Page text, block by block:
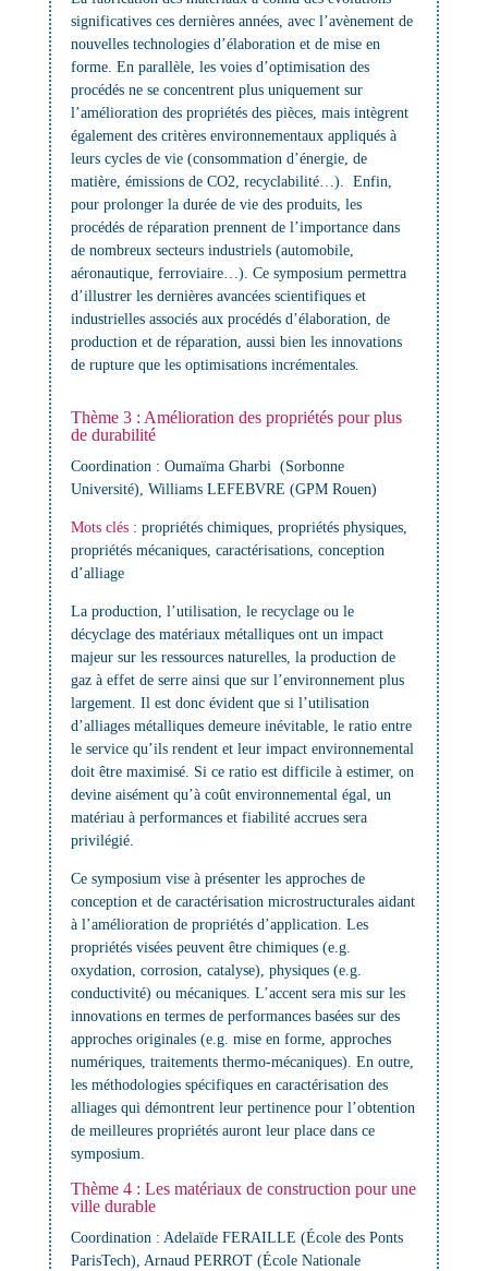
significatives ces dernières années, avec l’avènement de
nouvelles technologies d’élaboration et de mise en
forme. En parallèle, les voies d’optimisation des
procédés ne se concentrent plus uniquement sur
l’amélioration des propriétés des pièces, mais intègrent
également des critères environnementaux appliqués à
leurs cycles de vie (consommation d’énergie, de
matière, émissions de CO2, recyclabilité…). Enfin,
pour prolonger la durée de vie des produits, les
procédés de réparation prennent de l’importance dans
de nombreux secteurs industriels (automobile,
aéronautique, ferroviaire…). Ce symposium permettra
d’illustrer les dernières avancées scientifiques et
industrielles associés aux procédés d’élaboration, de
production et de réparation, aussi bien les innovations
de rupture que les optimisations incrémentales.
Thème 3 : Amélioration des propriétés pour plus
de durabilité
Coordination : Oumaïma Gharbi (Sorbonne
Université), Williams LEFEBVRE (GPM Rouen)
Mots clés: propriétés chimiques, propriétés physiques,
propriétés mécaniques, caractérisations, conception
d’alliage
La production, l’utilisation, le recyclage ou le
décyclage des matériaux métalliques ont un impact
majeur sur les ressources naturelles, la production de
gaz à effet de serre ainsi que sur l’environnement plus
largement. Il est donc évident que si l’utilisation
d’alliages métalliques demeure inévitable, le ratio entre
le service qu’ils rendent et leur impact environnemental
doit être maximisé. Si ce ratio est difficile à estimer, on
devine aisément qu’à coût environnemental égal, un
matériau à performances et fiabilité accrues sera
privilégié.
Ce symposium vise à présenter les approches de
conception et de caractérisation microstructurales aidant
à l’amélioration de propriétés d’application. Les
propriétés visées peuvent être chimiques (e.g.
oxydation, corrosion, catalyse), physiques (e.g.
conductivité) ou mécaniques. L’accent sera mis sur les
innovations en termes de performances basées sur des
approches originales (e.g. mise en forme, approches
numériques, traitements thermo-mécaniques). En outre,
les méthodologies spécifiques en caractérisation des
alliages qui démontrent leur pertinence pour l’obtention
de meilleures propriétés auront leur place dans ce
symposium.
Thème 4 : Les matériaux de construction pour une
ville durable
Coordination : Adelaïde FERAILLE (École des Ponts
ParisTech), Arnaud PERROT (École Nationale